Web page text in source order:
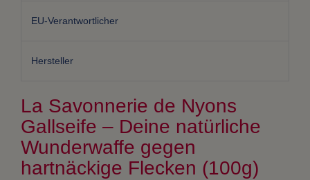
EU-Verantwortlicher
Hersteller
La Savonnerie de Nyons
Gallseife – Deine natürliche
Wunderwaffe gegen
hartnäckige Flecken (100g)